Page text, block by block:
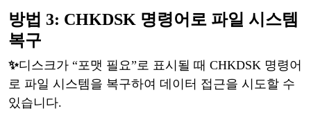
방법 3: CHKDSK 명령어로 파일 시스템
복구
✨디스크가 “포맷 필요”로 표시될 때 CHKDSK 명령어
로 파일 시스템을 복구하여 데이터 접근을 시도할 수
있습니다.